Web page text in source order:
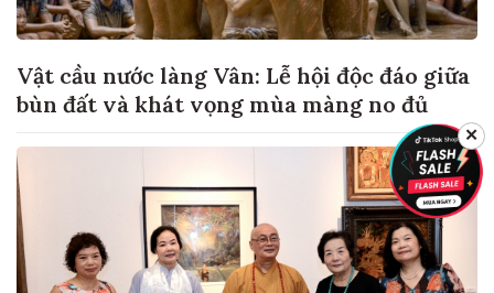
Vật cầu nước làng Vân: Lễ hội độc đáo giữa
bùn đất và khát vọng mùa màng no đủ
✕